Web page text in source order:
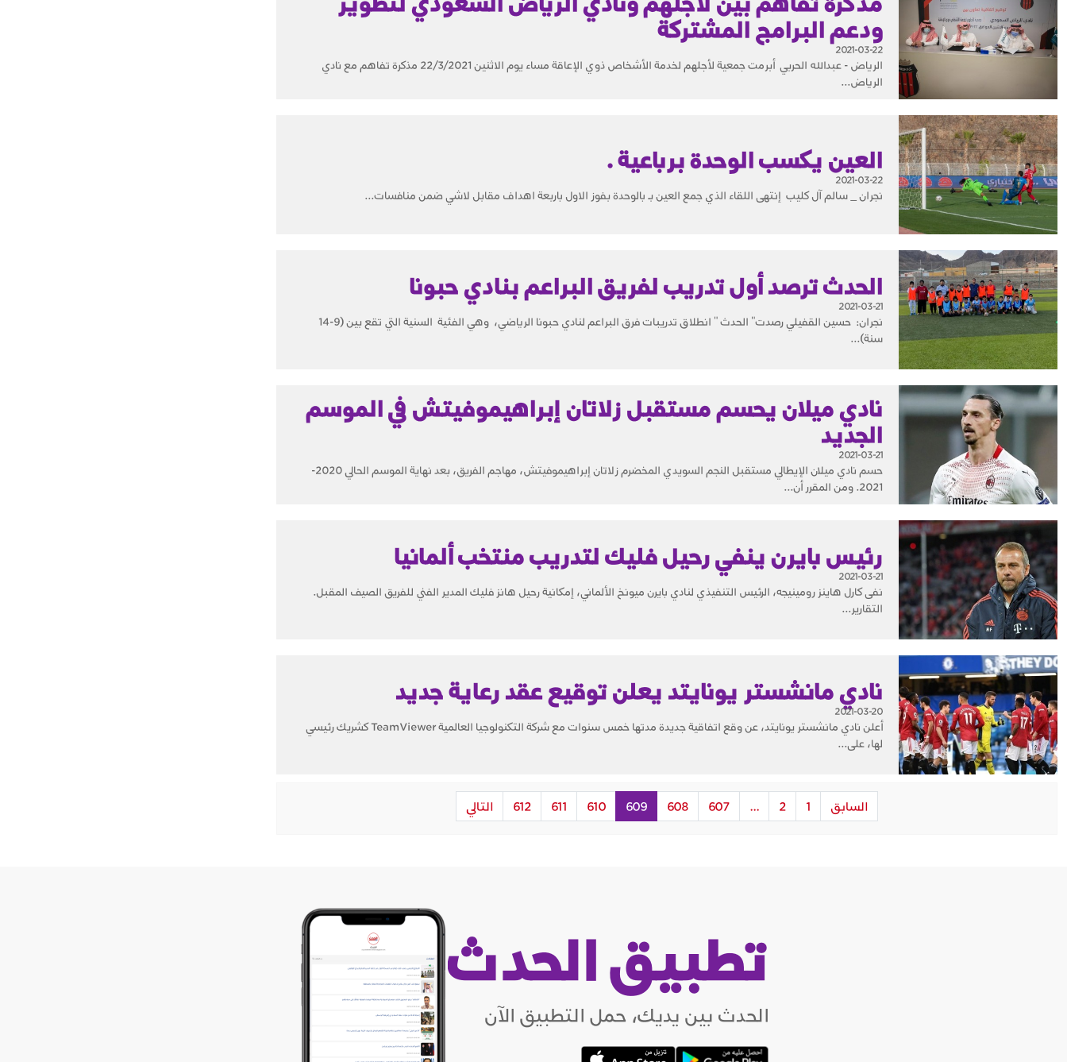
ودعم البرامج المشتركة
2021-03-22
الرياض - عبدالله الحربي أبرمت جمعية لأجلهم لخدمة الأشخاص ذوي الإعاقة مساء يوم الاثنين 22/3/2021 مذكرة تفاهم مع نادي
الرياض...
العين يكسب الوحدة برباعية .
2021-03-22
نجران _ سالم آل كليب إنتهى اللقاء الذي جمع العين بـ بالوحدة بفوز الاول باربعة اهداف مقابل لاشي ضمن منافسات...
الحدث ترصد أول تدريب لفريق البراعم بنادي حبونا
2021-03-21
نجران: حسين القفيلي رصدت" الحدث " انطلاق تدريبات فرق البراعم لنادي حبونا الرياضي، وهي الفئية السنية التي تقع بين (9-14
سنة)...
نادي ميلان يحسم مستقبل زلاتان إبراهيموفيتش في الموسم
الجديد
2021-03-21
حسم نادي ميلان الإيطالي مستقبل النجم السويدي المخضرم زلاتان إبراهيموفيتش، مهاجم الفريق، بعد نهاية الموسم الحالي 2020-
2021. ومن المقرر أن...
رئيس بايرن ينفي رحيل فليك لتدريب منتخب ألمانيا
2021-03-21
نفى كارل هاينز رومينيجه، الرئيس التنفيذي لنادي بايرن ميونخ الألماني، إمكانية رحيل هانز فليك المدير الفني للفريق الصيف المقبل.
التقارير...
نادي مانشستر يونايتد يعلن توقيع عقد رعاية جديد
2021-03-20
أعلن نادي مانشستر يونايتد، عن وقع اتفاقية جديدة مدتها خمس سنوات مع شركة التكنولوجيا العالمية TeamViewer كشريك رئيسي
لها، على...
السابق 1
2
...
607
608
609
610
611
612 التالي
تطبيق الحدث
الحدث بين يديك، حمل التطبيق الآن